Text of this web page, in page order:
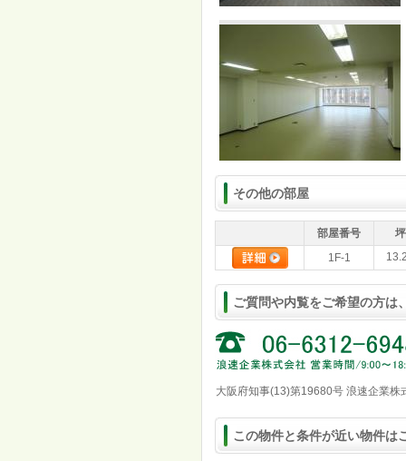
その他の部屋
部屋番号
1F-1
ご質問や内覧をご希望の方は
大阪府知事(13)第19680号 浪速企業
この物件と条件が近い物件は